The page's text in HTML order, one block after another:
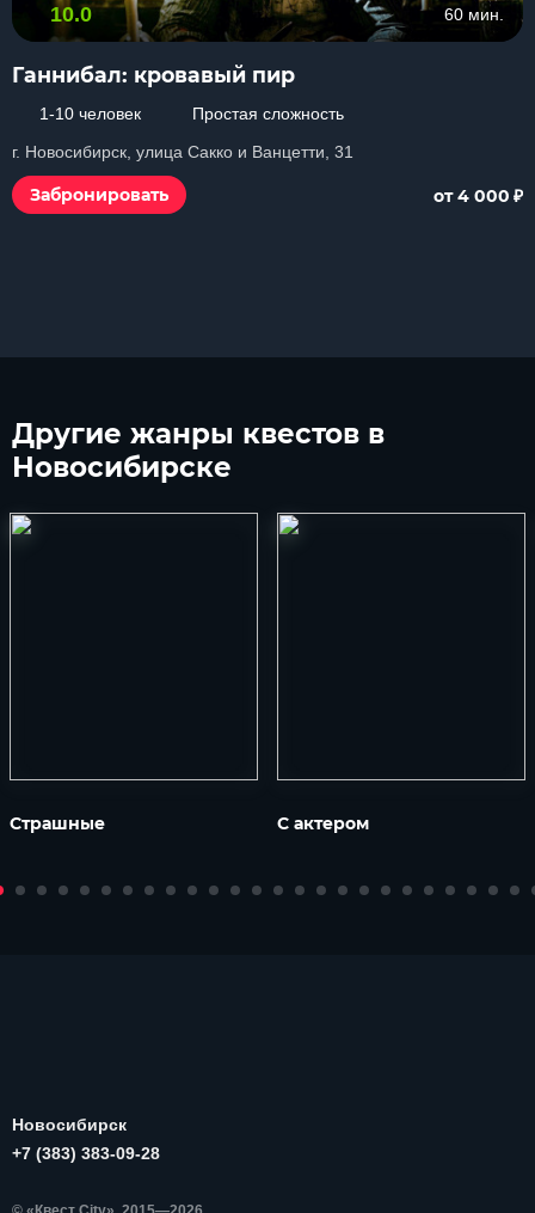
10.0 60 мин.
Ганнибал: кровавый пир
1-10 человек
Простая сложность
г. Новосибирск, улица Сакко и Ванцетти, 31
Забронировать от 4 000 ₽
Другие жанры квестов в
Новосибирске
Страшные С актером
Новосибирск
+7 (383) 383-09-28